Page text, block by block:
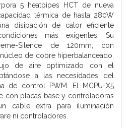
5 heatpipes HCT de nueva
térmica de hasta 280W
disipación de calor eficiente
más exigentes. Su
Silence de 120mm, con
de cobre hiperbalanceado,
de aire optimizado con el
a las necesidades del
de control PWM. El MCPU-X5
con placas base y controladoras
cable extra para iluminación
ni controladores.